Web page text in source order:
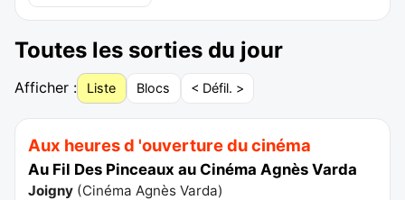
Toutes les sorties du jour
Afficher : Liste Blocs < Défil. >
Aux heures d 'ouverture du cinéma
Au Fil Des Pinceaux au Cinéma Agnès Varda
Joigny (Cinéma Agnès Varda)